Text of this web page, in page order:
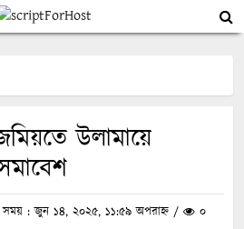
উলামায়ে
সময় : জুন ১৪, ২০২৫, ১১:৫৯ অপরাহ্ন / ০